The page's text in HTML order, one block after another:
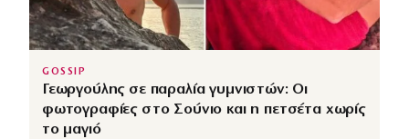
GOSSIP
Γεωργούλης σε παραλία γυμνιστών: Οι
φωτογραφίες στο Σούνιο και η πετσέτα χωρίς
το μαγιό